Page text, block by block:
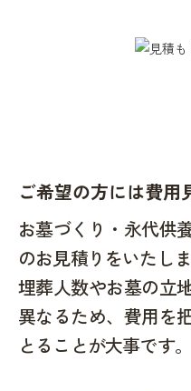
ご希望の方には費用
お墓づくり・永代供
のお見積りをいたしま
埋葬人数やお墓の立
異なるため、費用を
とることが大事です。